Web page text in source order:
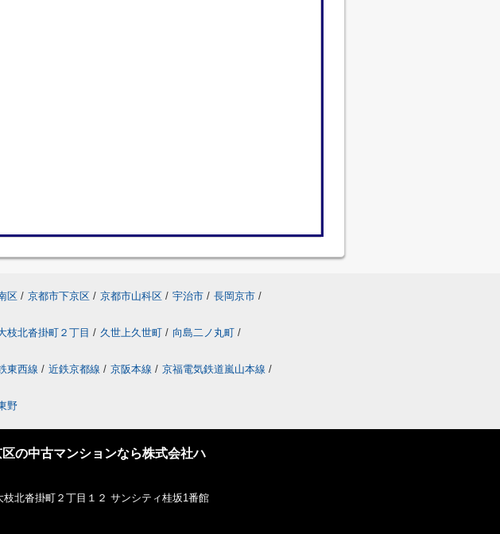
区 / 京都市下京区 / 京都市山科区 / 宇治市 / 長岡京市 /
枝北沓掛町２丁目 / 久世上久世町 / 向島二ノ丸町 /
東西線 / 近鉄京都線 / 京阪本線 / 京福電気鉄道嵐山本線 /
野
の中古マンションなら株式会社ハ
北沓掛町２丁目１２ サンシティ桂坂1番館